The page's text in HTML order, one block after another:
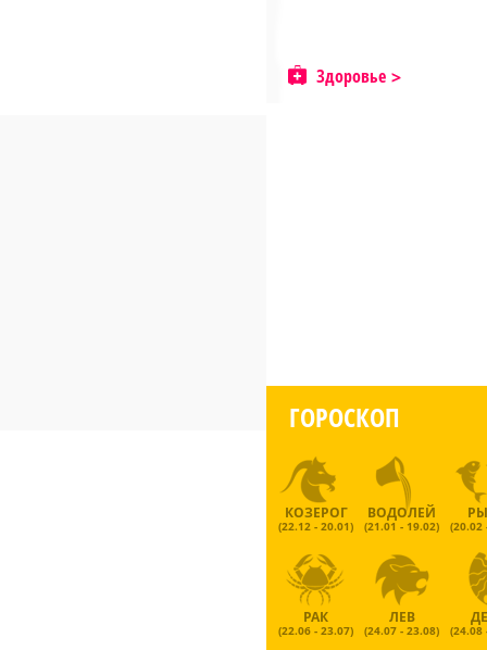
Здоровье
ГОРОСКОП
КОЗЕРОГ
(22.12 - 20.01)
ВОДОЛЕЙ
(21.01 - 19.02) (20.02
РАК
(22.06 - 23.07)
ЛЕВ
(24.07 - 23.08) (24.08